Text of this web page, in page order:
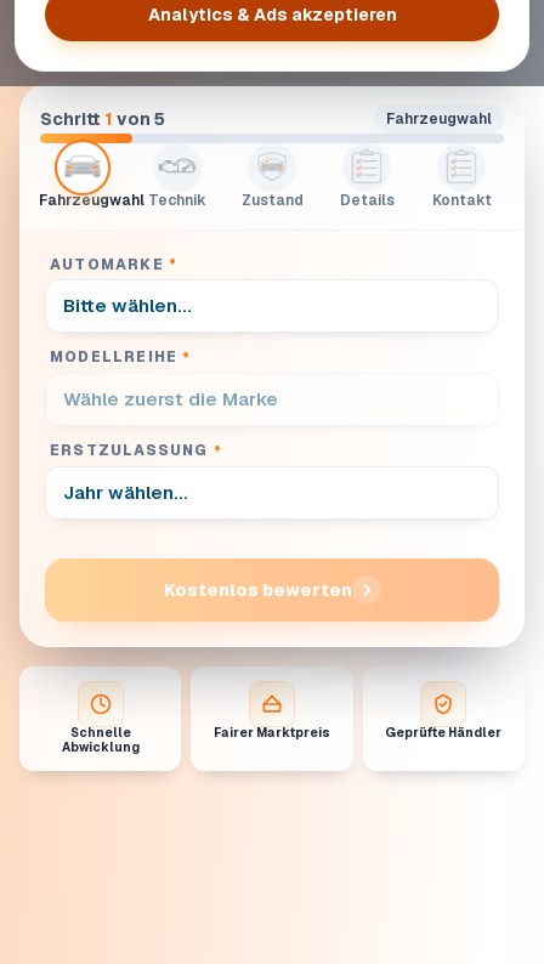
Schritt 1 von 5 Fahrzeugwahl
Fahrzeugwahl Technik Zustand Details Kontakt
AUTOMARKE *
MODELLREIHE *
ERSTZULASSUNG *
Kostenlos bewerten
Schnelle
Abwicklung
Fairer Marktpreis Geprüfte Händler
Analytics & Ads akzeptieren